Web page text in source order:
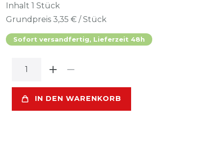
Inhalt 1 Stück
Grundpreis 3,35 € / Stück
Sofort versandfertig, Lieferzeit 48h
IN DEN WARENKORB